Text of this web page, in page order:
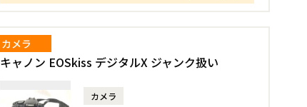
キャノン EOSkiss デジタルX ジャンク扱い
カメラ
カメラ